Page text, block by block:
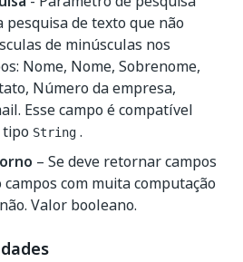
pesquisa de texto que não
de minúsculas nos
Nome, Nome, Sobrenome,
Número da empresa,
Esse campo é compatível
String .
– Se deve retornar campos
com muita computação
Valor booleano.